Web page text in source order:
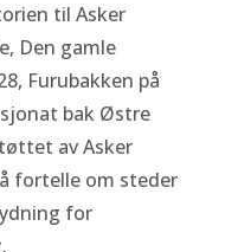
til Asker
Den gamle
Furubakken på
bak Østre
av Asker
fortelle om steder
for